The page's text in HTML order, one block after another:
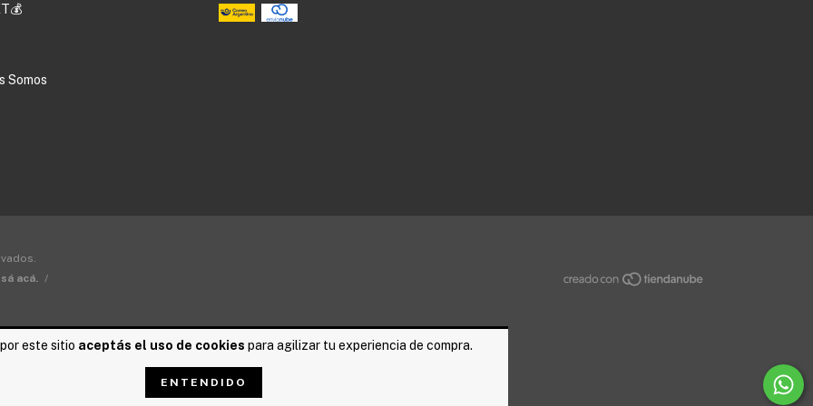
este sitio aceptás el uso de cookies para agilizar tu experiencia de compra.
ENTENDIDO
Somos
acá. /